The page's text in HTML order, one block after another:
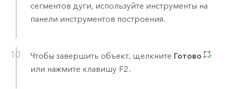
сегментов дуги, используйте инструменты на
панели инструментов построения.
Чтобы завершить объект, щелкните Готово
или нажмите клавишу F2.